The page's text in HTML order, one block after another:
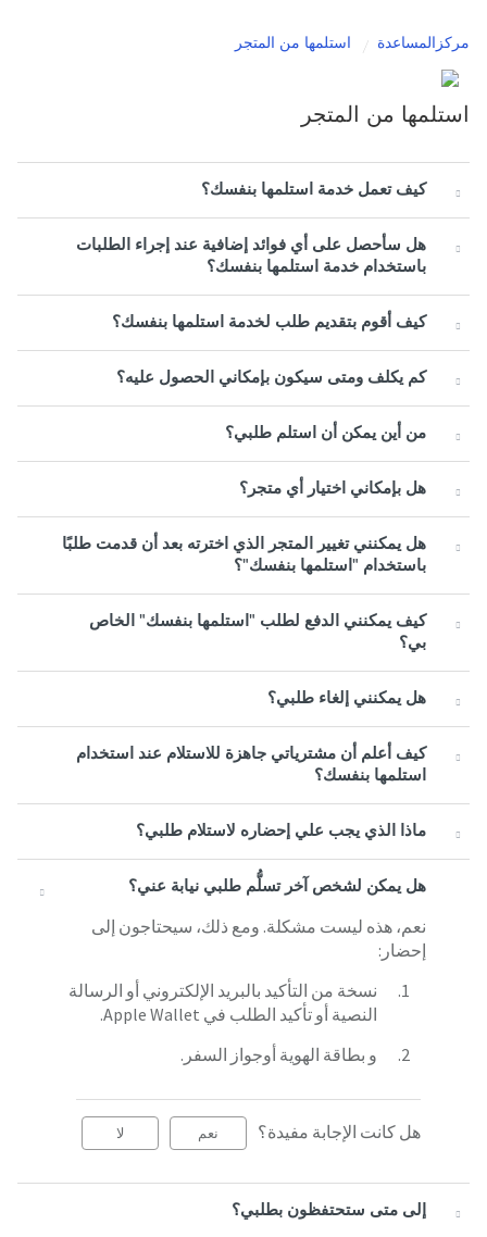
مركزالمساعدة استلمها من المتجر
استلمها من المتجر
كيف تعمل خدمة استلمها بنفسك؟
هل سأحصل على أي فوائد إضافية عند إجراء الطلبات
باستخدام خدمة استلمها بنفسك؟
كيف أقوم بتقديم طلب لخدمة استلمها بنفسك؟
كم يكلف ومتى سيكون بإمكاني الحصول عليه؟
من أين يمكن أن استلم طلبي؟
هل بإمكاني اختيار أي متجر؟
هل يمكنني تغيير المتجر الذي اخترته بعد أن قدمت طلبًا
باستخدام "استلمها بنفسك"؟
كيف يمكنني الدفع لطلب "استلمها بنفسك" الخاص
بي؟
هل يمكنني إلغاء طلبي؟
كيف أعلم أن مشترياتي جاهزة للاستلام عند استخدام
استلمها بنفسك؟
ماذا الذي يجب علي إحضاره لاستلام طلبي؟
هل يمكن لشخص آخر تسلُّم طلبي نيابة عني؟
نعم، هذه ليست مشكلة. ومع ذلك، سيحتاجون إلى
إحضار:
نسخة من التأكيد بالبريد الإلكتروني أو الرسالة
النصية أو تأكيد الطلب في Apple Wallet.
و بطاقة الهوية أوجواز السفر.
هل كانت الإجابة مفيدة؟ نعم لا
إلى متى ستحتفظون بطلبي؟